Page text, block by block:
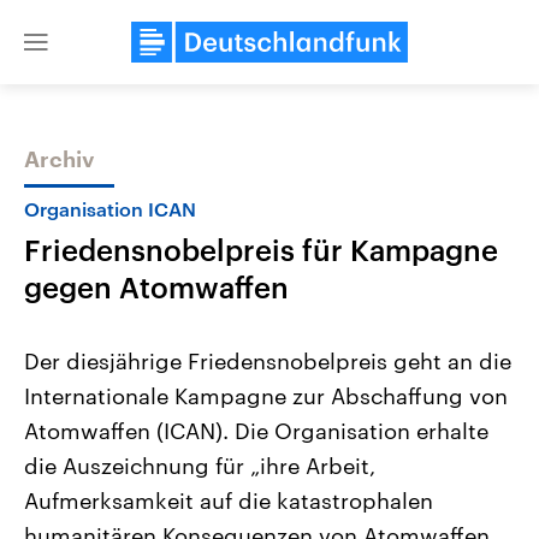
Close
Themen
Landtagswahl Sachsen-Anhalt
2026
Alle Informationen
Sachsen-Anhalt wählt am 6.
September 2026 einen neuen
Landtag. Seit 2021 wird das
Bundesland von einer Koalition aus
USA
Aktuelle Beiträge,
Hintergründe
Wirtschaftlich und
gehören die Vereinigten
den mächtigsten Ländern
mit großem Einfluss auf
Archiv
Organisation ICAN
Friedensnobelpreis für Kampagne
gegen Atomwaffen
Der diesjährige Friedensnobelpreis geht an die
Internationale Kampagne zur Abschaffung von
Atomwaffen (ICAN). Die Organisation erhalte
die Auszeichnung für „ihre Arbeit,
Aufmerksamkeit auf die katastrophalen